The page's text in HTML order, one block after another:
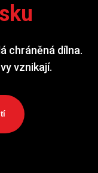
chráněná dílna.
vznikají.